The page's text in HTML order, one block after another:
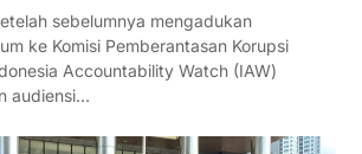
sebelumnya mengadukan
ke Komisi Pemberantasan Korupsi
Accountability Watch (IAW)
audiensi…